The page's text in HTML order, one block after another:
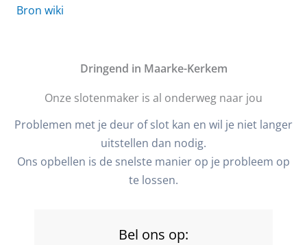
Bron wiki
Dringend in Maarke-Kerkem
Onze slotenmaker is al onderweg naar jou
Problemen met je deur of slot kan en wil je niet langer
uitstellen dan nodig.
Ons opbellen is de snelste manier op je probleem op
te lossen.
Bel ons op: